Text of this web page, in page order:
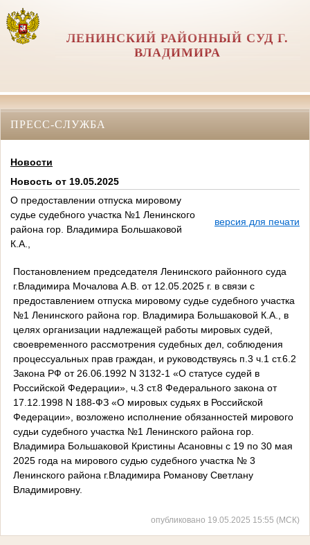
ЛЕНИНСКИЙ РАЙОННЫЙ СУД Г.
ВЛАДИМИРА
ПРЕСС-СЛУЖБА
Новости
Новость от 19.05.2025
О предоставлении отпуска мировому
судье судебного участка №1 Ленинского
района гор. Владимира Большаковой
К.А.,
версия для печати
Постановлением председателя Ленинского районного суда
г.Владимира Мочалова А.В. от 12.05.2025 г. в связи с
предоставлением отпуска мировому судье судебного участка
№1 Ленинского района гор. Владимира Большаковой К.А., в
целях организации надлежащей работы мировых судей,
своевременного рассмотрения судебных дел, соблюдения
процессуальных прав граждан, и руководствуясь п.3 ч.1 ст.6.2
Закона РФ от 26.06.1992 N 3132-1 «О статусе судей в
Российской Федерации», ч.3 ст.8 Федерального закона от
17.12.1998 N 188-ФЗ «О мировых судьях в Российской
Федерации», возложено исполнение обязанностей мирового
судьи судебного участка №1 Ленинского района гор.
Владимира Большаковой Кристины Асановны с 19 по 30 мая
2025 года на мирового судью судебного участка № 3
Ленинского района г.Владимира Романову Светлану
Владимировну.
опубликовано 19.05.2025 15:55 (МСК)